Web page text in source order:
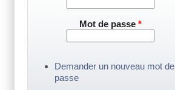
Mot de passe *
Demander un nouveau mot de
passe